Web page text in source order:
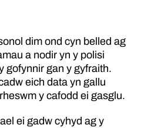
dim ond cyn belled ag
a nodir yn y polisi
gofynnir gan y gyfraith.
eich data yn gallu
y cafodd ei gasglu.
ei gadw cyhyd ag y